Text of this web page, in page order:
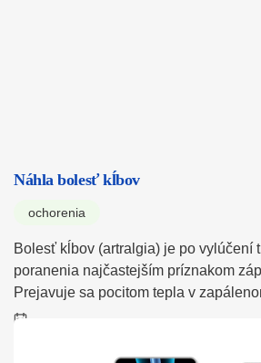
Náhla bolesť kĺbov
ochorenia
Bolesť kĺbov (artralgia) je po vylúčení
poranenia najčastejším príznakom
Prejavuje sa pocitom tepla v